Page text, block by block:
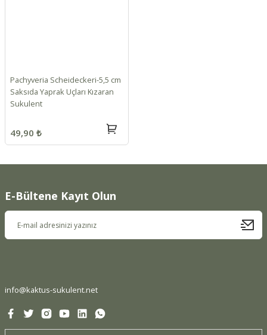
Pachyveria Scheideckeri-5,5 cm
Saksıda Yaprak Uçları Kızaran
Sukulent
49,90 ₺
E-Bültene Kayıt Olun
info@kaktus-sukulent.net